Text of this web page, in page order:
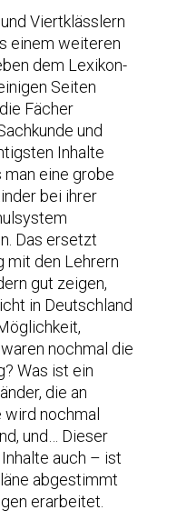
Viertklässlern
einem weiteren
dem Lexikon-
Seiten
Fächer
und
Inhalte
eine grobe
bei ihrer
Das ersetzt
mit den Lehrern
gut zeigen,
in Deutschland
nochmal die
Was ist ein
die an
nochmal
und… Dieser
auch – ist
abgestimmt
erarbeitet.